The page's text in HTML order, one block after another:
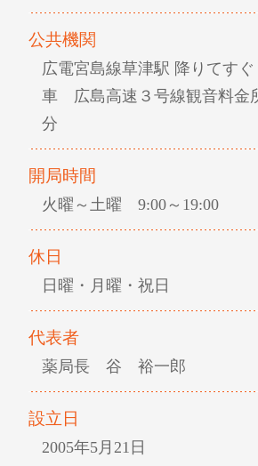
公共機関
広電宮島線草津駅 降りてすぐ
車 広島高速３号線観音料金
分
開局時間
火曜～土曜 9:00～19:00
休日
日曜・月曜・祝日
代表者
薬局長 谷 裕一郎
設立日
2005年5月21日